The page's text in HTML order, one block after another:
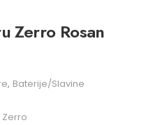
Zerro Rosan
, Baterije/Slavine
Zerro